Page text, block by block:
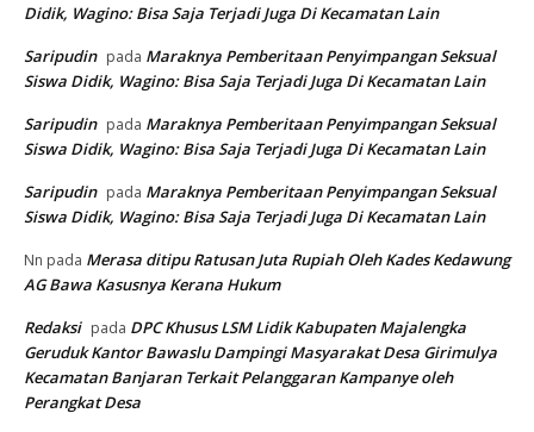
Didik, Wagino: Bisa Saja Terjadi Juga Di Kecamatan Lain
Saripudin pada Maraknya Pemberitaan Penyimpangan Seksual
Siswa Didik, Wagino: Bisa Saja Terjadi Juga Di Kecamatan Lain
Saripudin pada Maraknya Pemberitaan Penyimpangan Seksual
Siswa Didik, Wagino: Bisa Saja Terjadi Juga Di Kecamatan Lain
Saripudin pada Maraknya Pemberitaan Penyimpangan Seksual
Siswa Didik, Wagino: Bisa Saja Terjadi Juga Di Kecamatan Lain
Nn pada Merasa ditipu Ratusan Juta Rupiah Oleh Kades Kedawung
AG Bawa Kasusnya Kerana Hukum
Redaksi pada DPC Khusus LSM Lidik Kabupaten Majalengka
Geruduk Kantor Bawaslu Dampingi Masyarakat Desa Girimulya
Kecamatan Banjaran Terkait Pelanggaran Kampanye oleh
Perangkat Desa